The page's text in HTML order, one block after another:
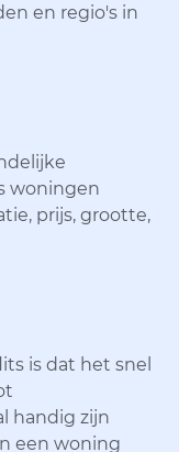
en regio's in
woningen
prijs, grootte,
is dat het snel
handig zijn
een woning